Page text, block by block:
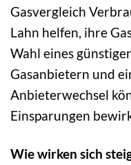
Gasvergleich
Lahn helfen, ihre
Wahl eines
Gasanbietern und
Anbieterwechsel
Einsparungen
Wie wirken sich